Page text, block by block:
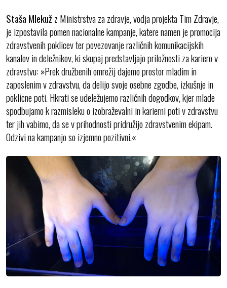
Staša Mlekužz Ministrstva za zdravje, vodja projekta Tim Zdravje,
je izpostavila pomen nacionalne kampanje, katere namen je promocija
zdravstvenih poklicev ter povezovanje različnih komunikacijskih
kanalov in deležnikov, ki skupaj predstavljajo priložnosti za kariero v
zdravstvu: »Prek družbenih omrežij dajemo prostor mladim in
zaposlenim v zdravstvu, da delijo svoje osebne zgodbe, izkušnje in
poklicne poti. Hkrati se udeležujemo različnih dogodkov, kjer mlade
spodbujamo k razmisleku o izobraževalni in karierni poti v zdravstvu
ter jih vabimo, da se v prihodnosti pridružijo zdravstvenim ekipam.
Odzivi na kampanjo so izjemno pozitivni.«